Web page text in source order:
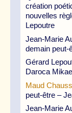
création
nouvelles
Lepoutre
Jean-Marie
demain peut-
Gérard
Daroca
Maud
peut-être –
Jean-Marie